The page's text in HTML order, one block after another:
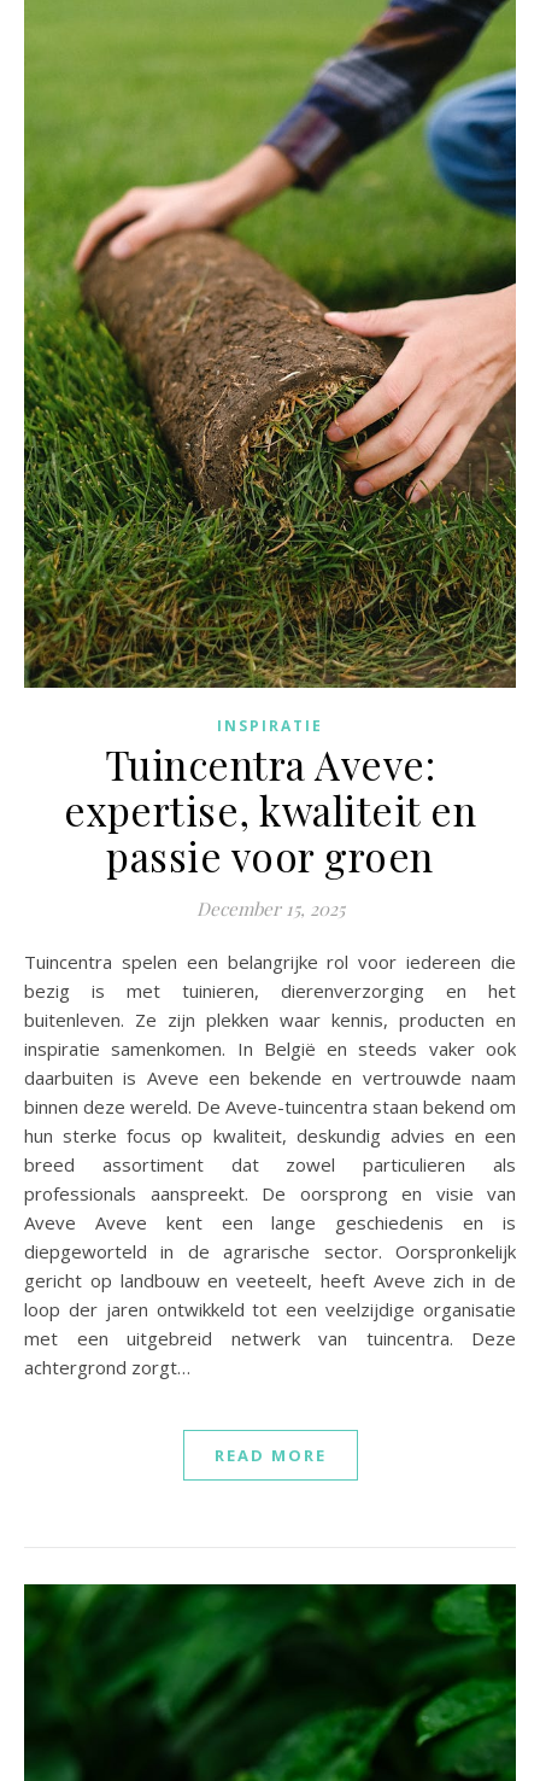
INSPIRATIE
Tuincentra Aveve:
expertise, kwaliteit en
passie voor groen
December 15, 2025
Tuincentra spelen een belangrijke rol voor iedereen die
bezig is met tuinieren, dierenverzorging en het
buitenleven. Ze zijn plekken waar kennis, producten en
inspiratie samenkomen. In België en steeds vaker ook
daarbuiten is Aveve een bekende en vertrouwde naam
binnen deze wereld. De Aveve-tuincentra staan bekend om
hun sterke focus op kwaliteit, deskundig advies en een
breed assortiment dat zowel particulieren als
professionals aanspreekt. De oorsprong en visie van
Aveve Aveve kent een lange geschiedenis en is
diepgeworteld in de agrarische sector. Oorspronkelijk
gericht op landbouw en veeteelt, heeft Aveve zich in de
loop der jaren ontwikkeld tot een veelzijdige organisatie
met een uitgebreid netwerk van tuincentra. Deze
achtergrond zorgt…
READ MORE